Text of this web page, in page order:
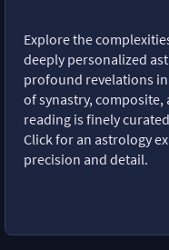
Explore the
deeply personalized
profound revelations
of synastry,
reading is finely
Click for an astrology
precision and detail.